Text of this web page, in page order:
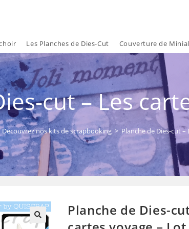
Les Planches de Dies-Cut Couverture de
cut – Les
Découvrez nos kits de scrapbooking > Planche de Dies-cut
Planche de Dies-